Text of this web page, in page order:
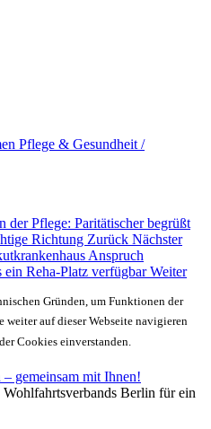
Pflege & Gesundheit /
der Pflege: Paritätischer begrüßt
Richtung Zurück Nächster
Anspruch
ein Reha-Platz verfügbarWeiter
Gründen, um Funktionen der
weiter auf dieser Webseite navigieren
Cookies einverstanden.
gemeinsam mit Ihnen!
Berlin für ein